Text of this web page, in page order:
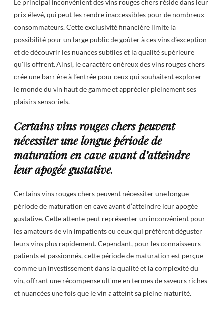
Le principal inconvénient des vins rouges chers réside dans leur
prix élevé, qui peut les rendre inaccessibles pour de nombreux
consommateurs. Cette exclusivité financière limite la
possibilité pour un large public de goûter à ces vins d’exception
et de découvrir les nuances subtiles et la qualité supérieure
qu’ils offrent. Ainsi, le caractère onéreux des vins rouges chers
crée une barrière à l’entrée pour ceux qui souhaitent explorer
le monde du vin haut de gamme et apprécier pleinement ses
plaisirs sensoriels.
Certains vins rouges chers peuvent
nécessiter une longue période de
maturation en cave avant d’atteindre
leur apogée gustative.
Certains vins rouges chers peuvent nécessiter une longue
période de maturation en cave avant d’atteindre leur apogée
gustative. Cette attente peut représenter un inconvénient pour
les amateurs de vin impatients ou ceux qui préfèrent déguster
leurs vins plus rapidement. Cependant, pour les connaisseurs
patients et passionnés, cette période de maturation est perçue
comme un investissement dans la qualité et la complexité du
vin, offrant une récompense ultime en termes de saveurs riches
et nuancées une fois que le vin a atteint sa pleine maturité.